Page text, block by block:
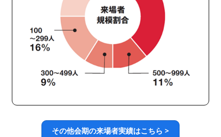
その他会期の来場者実績はこちら >